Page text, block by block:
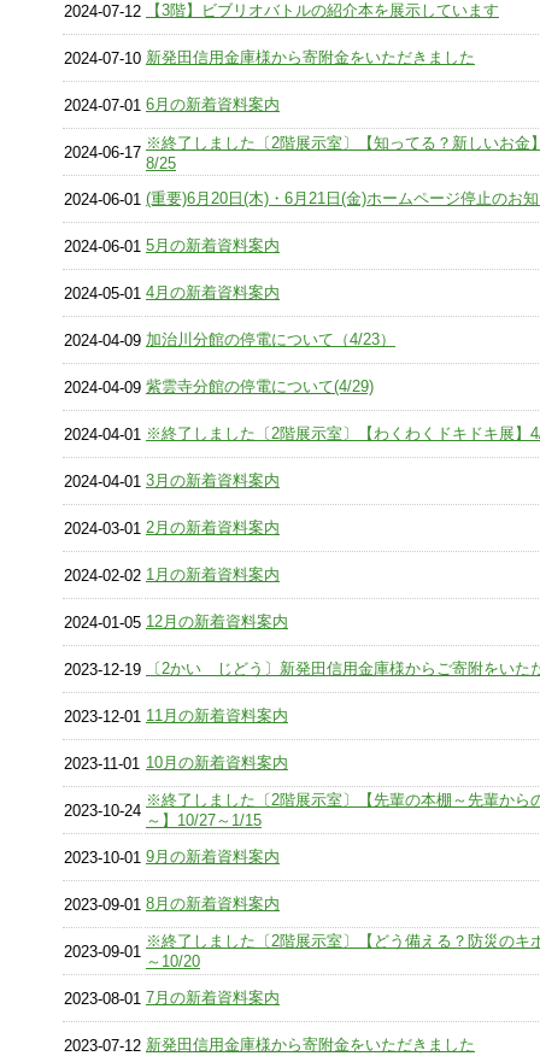
2024-07-12 【3階】ビブリオバトルの紹介本を展示しています
2024-07-10 新発田信用金庫様から寄附金をいただきました
2024-07-01 6月の新着資料案内
2024-06-17
※終了しました〔2階展示室〕【知ってる？新しいお金
8/25
2024-06-01 (重要)6月20日(木)・6月21日(金)ホームページ停止のお
2024-06-01 5月の新着資料案内
2024-05-01 4月の新着資料案内
2024-04-09 加治川分館の停電について（4/23）
2024-04-09 紫雲寺分館の停電について(4/29)
2024-04-01 ※終了しました〔2階展示室〕【わくわくドキドキ展】
2024-04-01 3月の新着資料案内
2024-03-01 2月の新着資料案内
2024-02-02 1月の新着資料案内
2024-01-05 12月の新着資料案内
2023-12-19 〔2かい じどう〕新発田信用金庫様からご寄附をいた
2023-12-01 11月の新着資料案内
2023-11-01 10月の新着資料案内
2023-10-24
※終了しました〔2階展示室〕【先輩の本棚～先輩から
～】10/27～1/15
2023-10-01 9月の新着資料案内
2023-09-01 8月の新着資料案内
2023-09-01
※終了しました〔2階展示室〕【どう備える？防災のキ
～10/20
2023-08-01 7月の新着資料案内
2023-07-12 新発田信用金庫様から寄附金をいただきました